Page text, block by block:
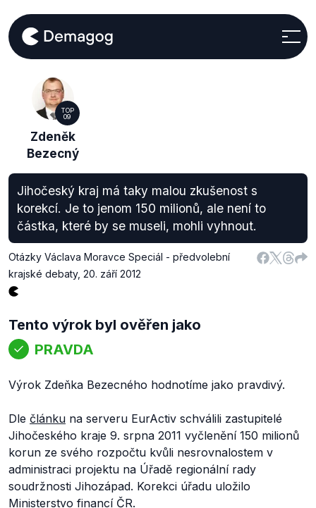
TOP
09
Zdeněk
Bezecný
Jihočeský kraj má taky malou zkušenost s
korekcí. Je to jenom 150 milionů, ale není to
částka, které by se museli, mohli vyhnout.
Otázky Václava Moravce Speciál - předvolební
krajské debaty, 20. září 2012
Tento výrok byl ověřen jako
PRAVDA
Výrok Zdeňka Bezecného hodnotíme jako pravdivý.
Dle článku na serveru EurActiv schválili zastupitelé
Jihočeského kraje 9. srpna 2011 vyčlenění 150 milionů
korun ze svého rozpočtu kvůli nesrovnalostem v
administraci projektu na Úřadě regionální rady
soudržnosti Jihozápad. Korekci úřadu uložilo
Ministerstvo financí ČR.